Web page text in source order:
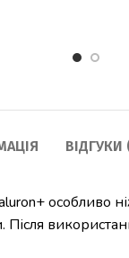
ВІДГУКИ
особливо